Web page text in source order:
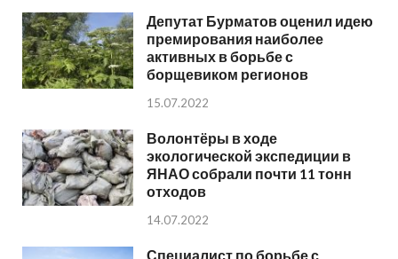
Депутат Бурматов оценил идею
премирования наиболее
активных в борьбе с
борщевиком регионов
15.07.2022
Волонтёры в ходе
экологической экспедиции в
ЯНАО собрали почти 11 тонн
отходов
14.07.2022
Специалист по борьбе с